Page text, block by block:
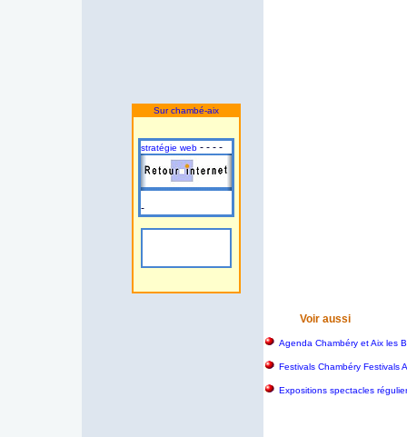
Sur chambé-aix
stratégie web - - - -
-
Voir aussi
Agenda Chambéry et Aix les
Festivals Chambéry Festivals
Expositions spectacles